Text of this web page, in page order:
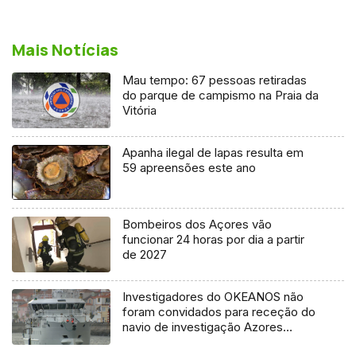
Mais Notícias
Mau tempo: 67 pessoas retiradas
do parque de campismo na Praia da
Vitória
Apanha ilegal de lapas resulta em
59 apreensões este ano
Bombeiros dos Açores vão
funcionar 24 horas por dia a partir
de 2027
Investigadores do OKEANOS não
foram convidados para receção do
navio de investigação Azores